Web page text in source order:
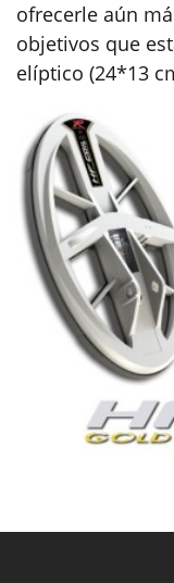
ofrecerle aún
objetivos que
elíptico (24*13